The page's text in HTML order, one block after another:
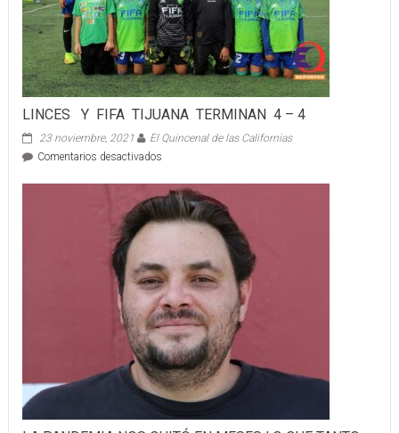
LINCES Y FIFA TIJUANA TERMINAN 4 – 4
23 noviembre, 2021
El Quincenal de las Californias
Comentarios desactivadosen
Y
FIFA
TIJUANA
TERMINAN
–
4